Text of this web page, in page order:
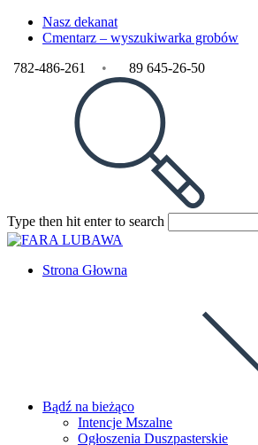
Nasz dekanat
Cmentarz – wyszukiwarka grobów
782-486-261
• 89 645-26-50
Type then hit enter to search
Strona Głowna
Bądź na bieżąco
Intencje Mszalne
Ogłoszenia Duszpasterskie